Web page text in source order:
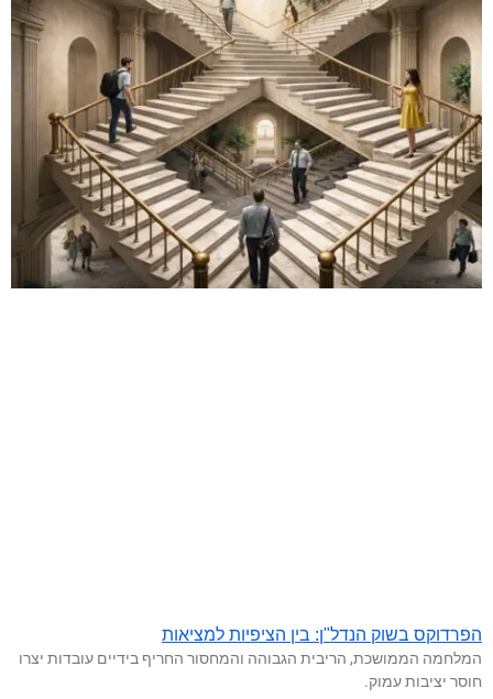
הפרדוקס בשוק הנדל"ן: בין הציפיות למציאות
המלחמה הממושכת, הריבית הגבוהה והמחסור החריף בידיים עובדות יצרו
חוסר יציבות עמוק.